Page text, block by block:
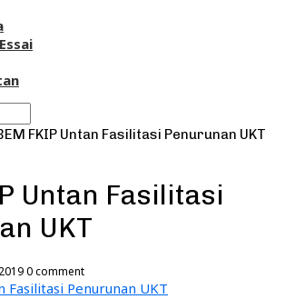
FKIP Untan Fasilitasi Penurunan UKT
Untan Fasilitasi
UKT
0 comment